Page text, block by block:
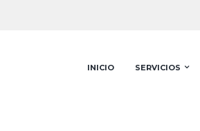
INICIO SERVICIOS